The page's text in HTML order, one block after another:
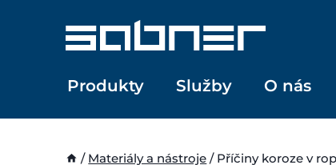
Produkty Služby O nás
/ Materiály a nástroje / Příčiny koroze v